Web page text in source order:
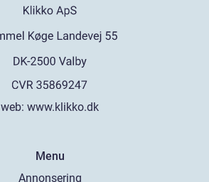
web: www.klikko.dk
Menu
Annonsering